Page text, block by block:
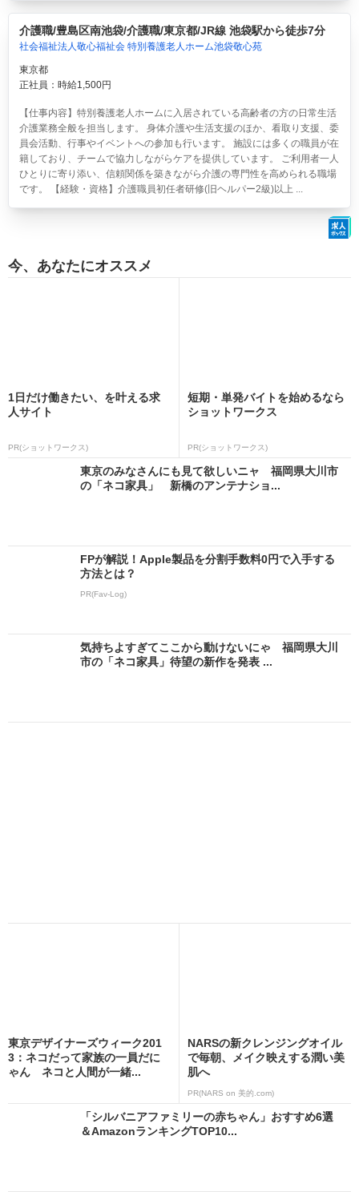
介護職/豊島区南池袋/介護職/東京都/JR線 池袋駅から徒歩7分
社会福祉法人敬心福祉会 特別養護老人ホーム池袋敬心苑
東京都
正社員：時給1,500円
【仕事内容】特別養護老人ホームに入居されている高齢者の方の日常生活
介護業務全般を担当します。 身体介護や生活支援のほか、看取り支援、委
員会活動、行事やイベントへの参加も行います。 施設には多くの職員が在
籍しており、チームで協力しながらケアを提供しています。 ご利用者一人
ひとりに寄り添い、信頼関係を築きながら介護の専門性を高められる職場
です。 【経験・資格】介護職員初任者研修(旧ヘルパー2級)以上 ...
今、あなたにオススメ
1日だけ働きたい、を叶える求
人サイト
PR(ショットワークス)
短期・単発バイトを始めるなら
ショットワークス
PR(ショットワークス)
東京のみなさんにも見て欲しいニャ 福岡県大川市
の「ネコ家具」 新橋のアンテナショ...
FPが解説！Apple製品を分割手数料0円で入手する
方法とは？
PR(Fav-Log)
気持ちよすぎてここから動けないにゃ 福岡県大川
市の「ネコ家具」待望の新作を発表 ...
東京デザイナーズウィーク201
3：ネコだって家族の一員だに
ゃん ネコと人間が一緒...
NARSの新クレンジングオイル
で毎朝、メイク映えする潤い美
肌へ
PR(NARS on 美的.com)
「シルバニアファミリーの赤ちゃん」おすすめ6選
＆AmazonランキングTOP10...